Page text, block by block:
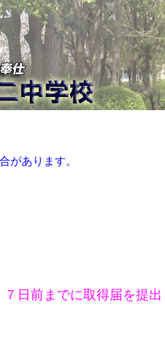
があります。
日前までに取得届を提出